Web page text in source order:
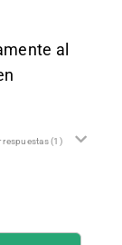
al
respuestas(1)